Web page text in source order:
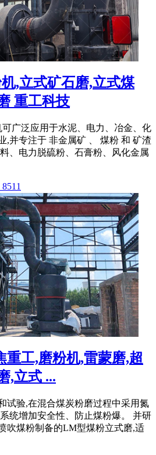
,立式矿石磨,立式煤
重工科技
广泛应用于水泥、电力、冶金、化
,并专注于 非金属矿 、 煤粉 和 矿渣
、电力脱硫粉、石膏粉、风化金属
重工,磨粉机,雷蒙磨,超
,立式 ...
试验,在混合煤炭粉磨过程中采用氮
统增加安全性、防止煤粉爆。 并研
吹煤粉制备的LM型煤粉立式磨,适